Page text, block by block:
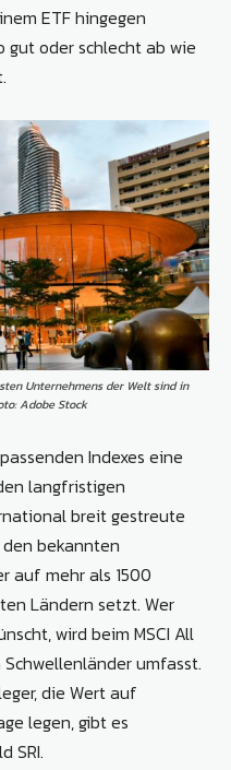
ETF hingegen
gut oder schlecht ab wie
Unternehmens der Welt sind in
Adobe Stock
Indexes eine
langfristigen
breit gestreute
bekannten
auf mehr als 1500
Ländern setzt. Wer
wird beim MSCI All
umfasst.
die Wert auf
legen, gibt es
SRI.